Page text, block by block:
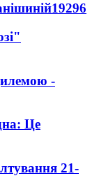
19296
-
Це
21-